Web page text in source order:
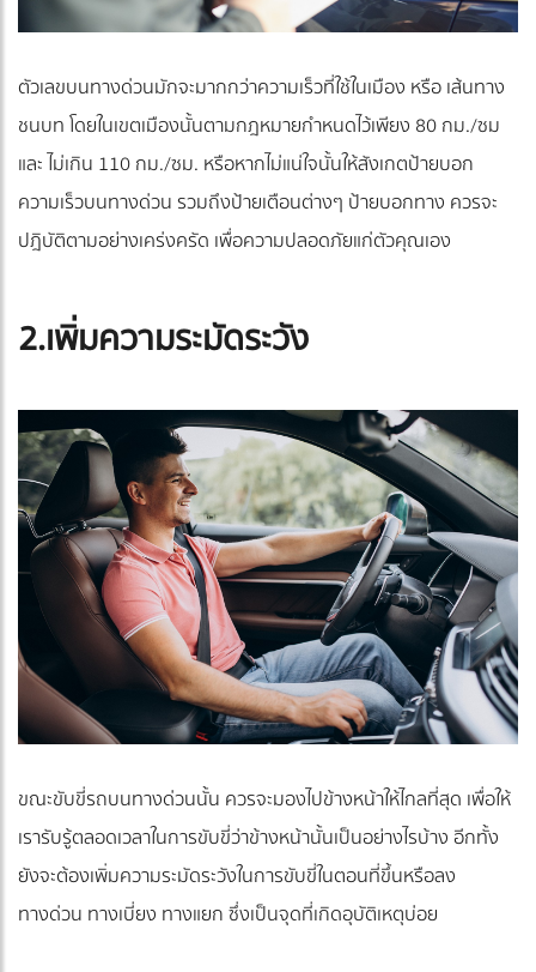
ตัวเลขบนทางด่วนมักจะมากกว่าความเร็วที่ใช้ในเมือง หรือ เส้นทาง
ชนบท โดยในเขตเมืองนั้นตามกฎหมายกำหนดไว้เพียง 80 กม./ซม
และ ไม่เกิน 110 กม./ซม. หรือหากไม่แน่ใจนั้นให้สังเกตป้ายบอก
ความเร็วบนทางด่วน รวมถึงป้ายเตือนต่างๆ ป้ายบอกทาง ควรจะ
ปฎิบัติตามอย่างเคร่งครัด เพื่อความปลอดภัยแก่ตัวคุณเอง
2.เพิ่มความระมัดระวัง
ขณะขับขี่รถบนทางด่วนนั้น ควรจะมองไปข้างหน้าให้ไกลที่สุด เพื่อให้
เรารับรู้ตลอดเวลาในการขับขี่ว่าข้างหน้านั้นเป็นอย่างไรบ้าง อีกทั้ง
ยังจะต้องเพิ่มความระมัดระวังในการขับขี่ในตอนที่ขึ้นหรือลง
ทางด่วน ทางเบี่ยง ทางแยก ซึ่งเป็นจุดที่เกิดอุบัติเหตุบ่อย